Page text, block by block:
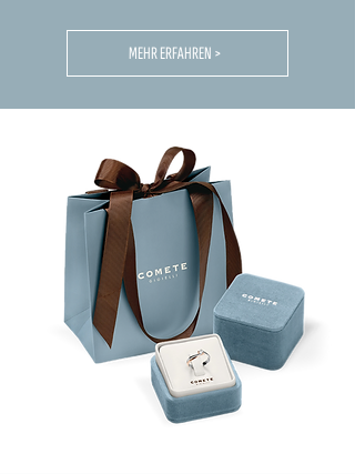
MEHR ERFAHREN >